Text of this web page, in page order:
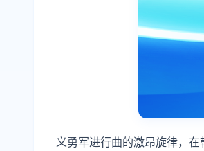
义勇军进行曲的激昂旋律，在